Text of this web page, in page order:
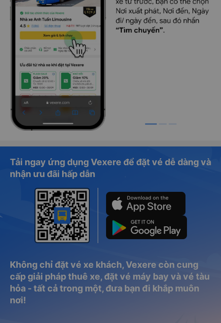
Tải ngay ứng dụng Vexere để đặt vé dễ dàng và
nhận ưu đãi hấp dẫn
Không chỉ đặt vé xe khách, Vexere còn cung
cấp giải pháp thuê xe, đặt vé máy bay và vé tàu
hỏa - tất cả trong một, đưa bạn đi khắp muôn
nơi!